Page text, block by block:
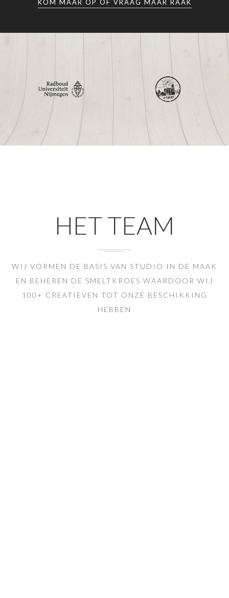
KOM MAAR OP OF VRAAG MAAR RAAK
HET TEAM
WIJ VORMEN DE BASIS VAN STUDIO IN DE MAAK
EN BEHEREN DE SMELTKROES WAARDOOR WIJ
100+ CREATIEVEN TOT ONZE BESCHIKKING
HEBBEN